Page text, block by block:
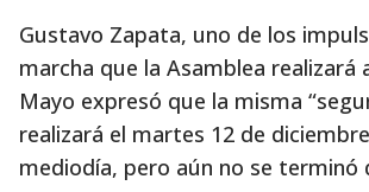
Gustavo Zapata, uno de los
marcha que la Asamblea realizará
Mayo expresó que la misma
realizará el martes 12 de
mediodía, pero aún no se terminó